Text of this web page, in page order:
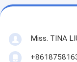
Miss. TINA